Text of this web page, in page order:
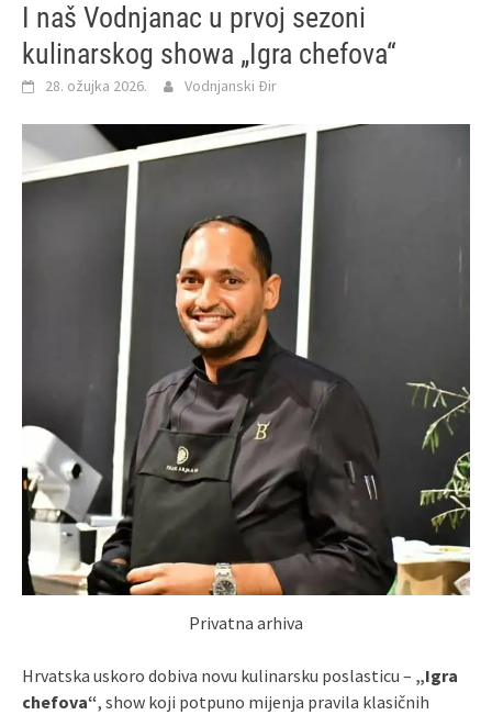
I naš Vodnjanac u prvoj sezoni
kulinarskog showa „Igra chefova“
28. ožujka 2026. Vodnjanski Đir
Privatna arhiva
Hrvatska uskoro dobiva novu kulinarsku poslasticu – „Igra
chefova“, show koji potpuno mijenja pravila klasičnih